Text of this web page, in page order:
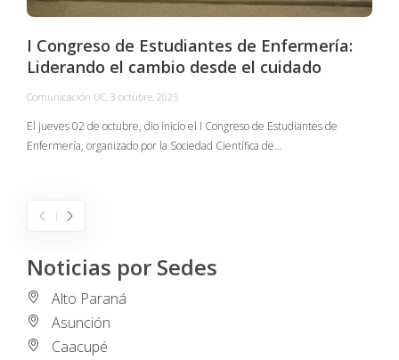
I Congreso de Estudiantes de Enfermería:
Liderando el cambio desde el cuidado
Comunicación UC, 3 octubre, 2025
El jueves 02 de octubre, dio inicio el I Congreso de Estudiantes de
Enfermería, organizado por la Sociedad Científica de…
Noticias por Sedes
Alto Paraná
Asunción
Caacupé